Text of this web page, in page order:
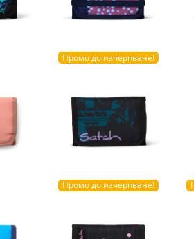
Промо до изчерпване!
Промо до изчерпване!